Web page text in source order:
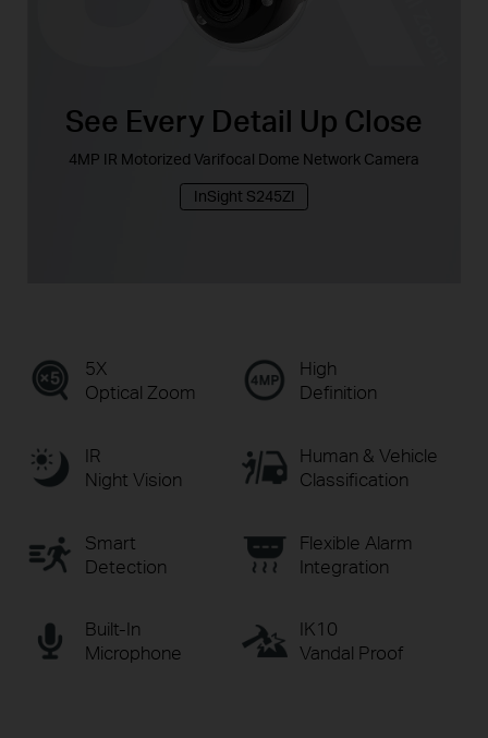
See Every Detail Up Close
4MP IR Motorized Varifocal Dome Network Camera
InSight S245ZI
5X
Optical Zoom
High
Definition
IR
Night Vision
Human & Vehicle
Classification
Smart
Detection
Flexible Alarm
Integration
Built-In
Microphone
IK10
Vandal Proof